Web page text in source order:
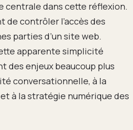
centrale dans cette réflexion.
de contrôler l’accès des
parties d’un site web.
apparente simplicité
des enjeux beaucoup plus
conversationnelle, à la
à la stratégie numérique des